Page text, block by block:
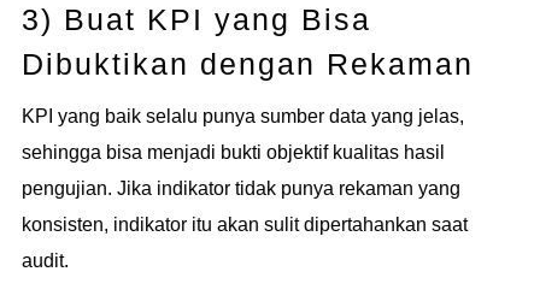
3) Buat KPI yang Bisa
Dibuktikan dengan Rekaman
KPI yang baik selalu punya sumber data yang jelas,
sehingga bisa menjadi bukti objektif kualitas hasil
pengujian. Jika indikator tidak punya rekaman yang
konsisten, indikator itu akan sulit dipertahankan saat
audit.